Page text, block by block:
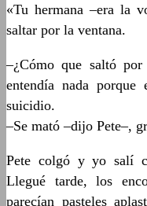
«Tu hermana –era la
saltar por la ventana.
–¿Cómo que saltó
entendía nada porque
suicidio.
–Se mató –dijo Pete–,
Pete colgó y yo salí
Llegué tarde, los
parecían pasteles